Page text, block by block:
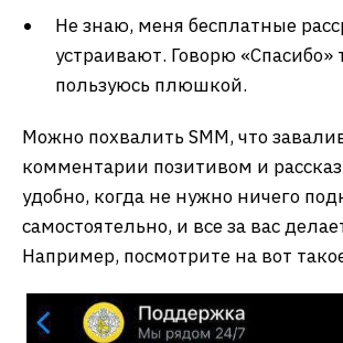
Не знаю, меня бесплатные
устраивают. Говорю «Спасибо»
пользуюсь плюшкой.
Можно похвалить SMM, что
комментарии позитивом и
удобно, когда не нужно ничего
самостоятельно, и все за вас
Например, посмотрите на вот